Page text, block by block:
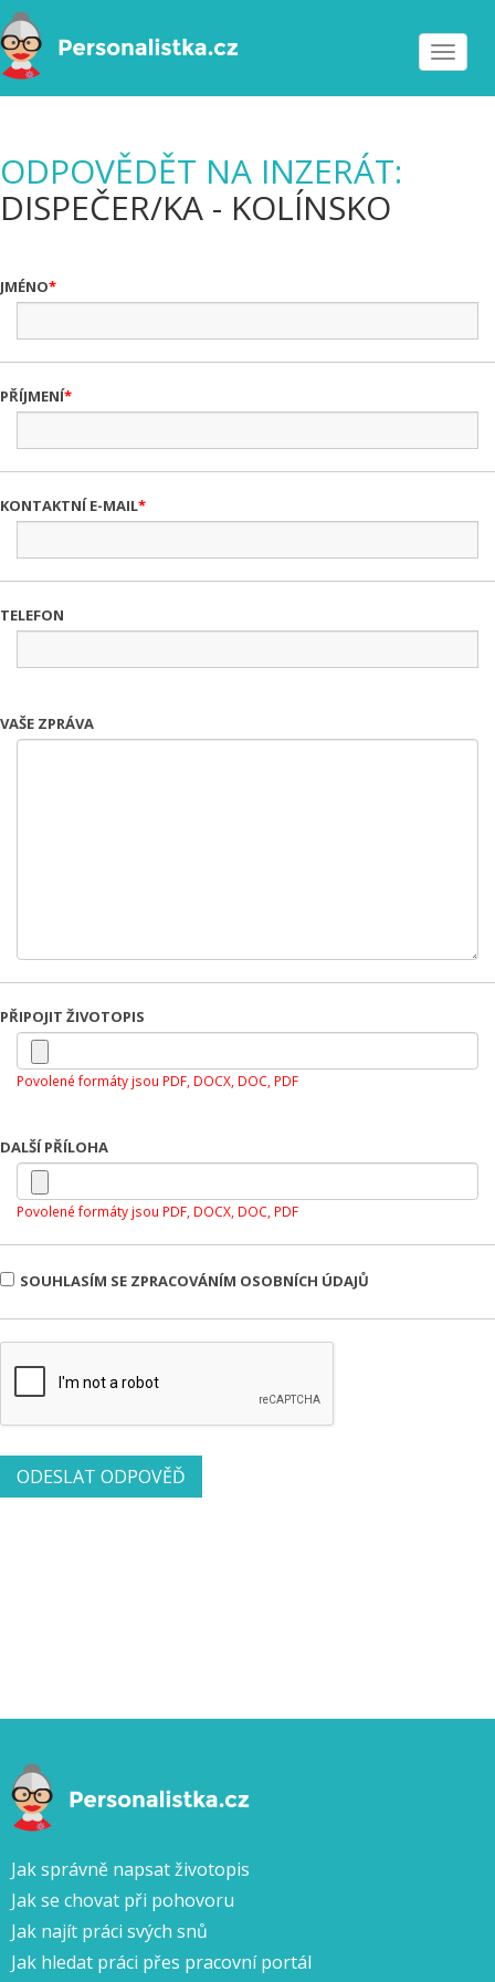
Toggle
ODPOVĚDĚT NA INZERÁT:
DISPEČER/KA - KOLÍNSKO
JMÉNO
PŘÍJMENÍ
KONTAKTNÍ E-MAIL
TELEFON
VAŠE ZPRÁVA
PŘIPOJIT ŽIVOTOPIS
Povolené formáty jsou PDF, DOCX, DOC, PDF
DALŠÍ PŘÍLOHA
Povolené formáty jsou PDF, DOCX, DOC, PDF
SOUHLASÍM SE ZPRACOVÁNÍM OSOBNÍCH ÚDAJŮ
Jak správně napsat životopis
Jak se chovat při pohovoru
Jak najít práci svých snů
Jak hledat práci přes pracovní portál